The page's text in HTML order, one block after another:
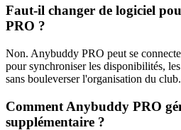
Faut-il changer de logiciel
PRO ?
Non. Anybuddy PRO peut se
pour synchroniser les disponibilités,
sans bouleverser l'organisation du club.
Comment Anybuddy PRO
supplémentaire ?